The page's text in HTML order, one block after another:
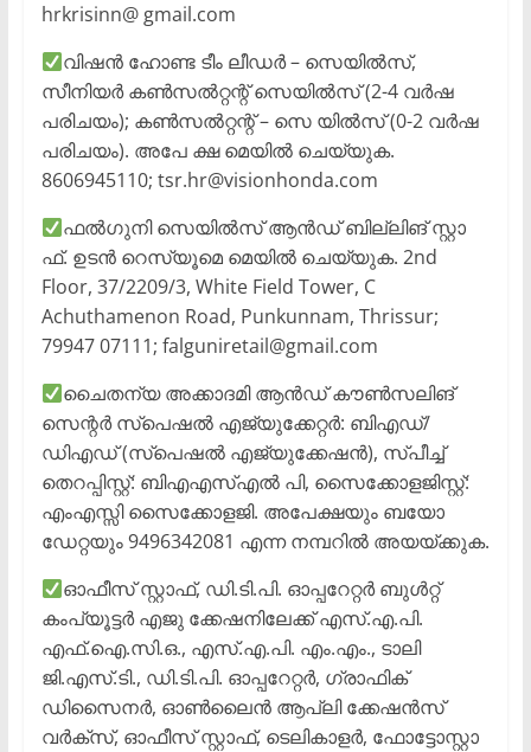
hrkrisinn@ gmail.com
വിഷൻ ഹോണ്ട ടീം ലീഡർ – സെയിൽസ്,
സീനിയർ കൺസൽറ്റന്റ് സെയിൽസ് (2-4 വർഷ
പരിചയം); കൺസൽറ്റന്റ് – സെ യിൽസ് (0-2 വർഷ
പരിചയം). അപേ ക്ഷ മെയിൽ ചെയ്യുക.
8606945110; tsr.hr@visionhonda.com
ഫൽഗുനി സെയിൽസ് ആൻഡ് ബില്ലിങ് സ്റ്റാ
ഫ്. ഉടൻ റെസ്യൂമെ മെയിൽ ചെയ്യുക. 2nd
Floor, 37/2209/3, White Field Tower, C
Achuthamenon Road, Punkunnam, Thrissur;
79947 07111; falguniretail@gmail.com
ചൈതന്യ അക്കാദമി ആൻഡ് കൗൺസലിങ്
സെന്റർ സ്പെഷൽ എജ്യുക്കേറ്റർ: ബിഎഡ്/
ഡിഎഡ് (സ്പെഷൽ എജ്യുക്കേഷൻ), സ്പീച്ച്
തെറപ്പിസ്റ്റ്: ബിഎഎസ്എൽ പി, സൈക്കോളജിസ്റ്റ്:
എംഎസ്സി സൈക്കോളജി. അപേക്ഷയും ബയോ
ഡേറ്റയും 9496342081 എന്ന നമ്പറിൽ അയയ്ക്കുക.
ഓഫീസ് സ്റ്റാഫ്, ഡി.ടി.പി. ഓപ്പറേറ്റർ ബുൾറ്റ്
കംപ്യൂട്ടർ എജു ക്കേഷനിലേക്ക് എസ്.എ.പി.
എഫ്.ഐ.സി.ഒ., എസ്.എ.പി. എം.എം., ടാലി
ജി.എസ്.ടി., ഡി.ടി.പി. ഓപ്പറേറ്റർ, ഗ്രാഫിക്
ഡിസൈനർ, ഓൺലൈൻ ആപ്ലി ക്കേഷൻസ്
വർക്സ്, ഓഫീസ് സ്റ്റാഫ്, ടെലികാളർ, ഫോട്ടോസ്റ്റാ